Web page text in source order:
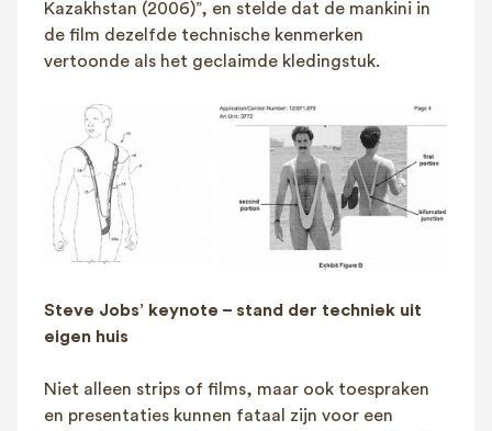
Kazakhstan (2006)”, en stelde dat de mankini in
de film dezelfde technische kenmerken
vertoonde als het geclaimde kledingstuk.
Steve Jobs’ keynote – stand der techniek uit
eigen huis
Niet alleen strips of films, maar ook toespraken
en presentaties kunnen fataal zijn voor een